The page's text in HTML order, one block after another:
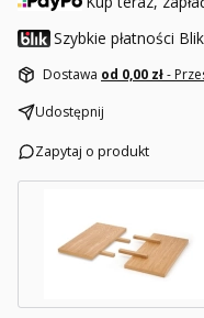
Szybkie płatności
Dostawa od 0,00 zł-
Udostępnij
Zapytaj o produkt